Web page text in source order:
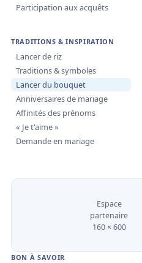
Participation aux acquêts
TRADITIONS & INSPIRATION
Lancer de riz
Traditions & symboles
Lancer du bouquet
Anniversaires de mariage
Affinités des prénoms
« Je t'aime »
Demande en mariage
Espace
partenaire
160 × 600
BON À SAVOIR